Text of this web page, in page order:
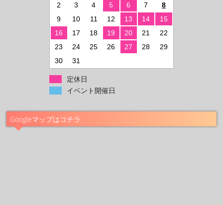
2
3 4 5 6 7
8
9
10 11 12 13 14
15
16
17 18 19 20 21
22
23
24 25 26 27 28
29
30
31
定休日
イベント開催日
Googleマップはコチラ